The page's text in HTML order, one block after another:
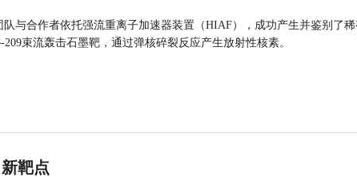
与合作者依托强流重离子加速器装置（HIAF），成功产生并鉴别了
束流轰击石墨靶，通过弹核碎裂反应产生放射性核素。
靶点